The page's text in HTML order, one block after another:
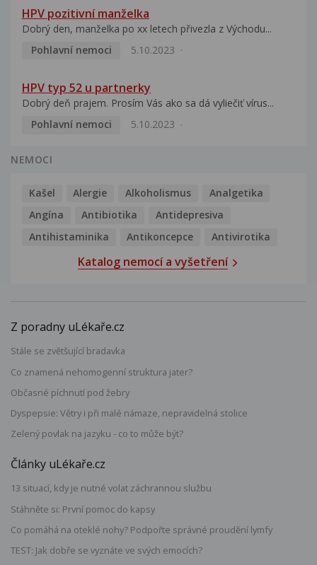
HPV pozitivní manželka
Dobrý den, manželka po xx letech přivezla z Východu...
Pohlavní nemoci
5.10.2023
HPV typ 52 u partnerky
Dobrý deň prajem. Prosím Vás ako sa dá vyliečiť vírus...
Pohlavní nemoci
5.10.2023
NEMOCI
Kašel Alergie Alkoholismus
Analgetika
Angína
Antibiotika
Antidepresiva
Antihistaminika
Antikoncepce Antivirotika
Katalog nemocí a vyšetření
Z poradny uLékaře.cz
Stále se zvětšující bradavka
Co znamená nehomogenní struktura jater?
Občasné píchnutí pod žebry
Dyspepsie: Větry i při malé námaze, nepravidelná stolice
Zelený povlak na jazyku - co to může být?
Články uLékaře.cz
13 situací, kdy je nutné volat záchrannou službu
Stáhněte si: První pomoc do kapsy
Co pomáhá na oteklé nohy? Podpořte správné proudění lymfy
TEST: Jak dobře se vyznáte ve svých emocích?